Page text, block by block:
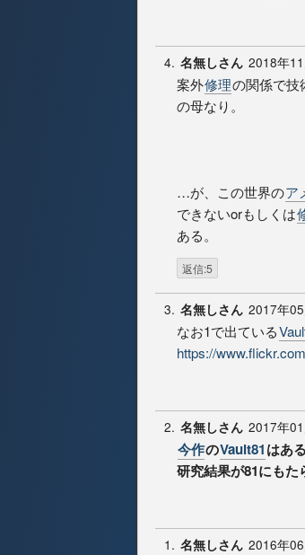
4. 名無しさん 2018年
案外修理の関係で技
の母なり。
…が、この世界のア
できないorもしくは
ある。
返信:5
3. 名無しさん 2017年
なお1で出ている
https://
2. 名無しさん 2017年
今作のVault81はあ
研究結果が81にもた
1. 名無しさん 2016年